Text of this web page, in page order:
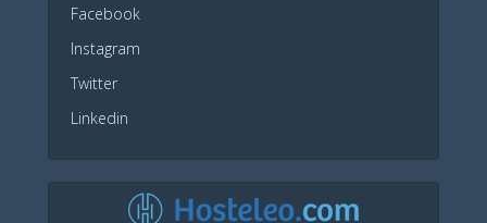
Facebook
Instagram
Twitter
Linkedin